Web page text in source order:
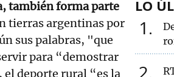
también forma parte
tierras argentinas por
sus palabras, "que
para “demostrar
el deporte rural “es la
LO
1
2